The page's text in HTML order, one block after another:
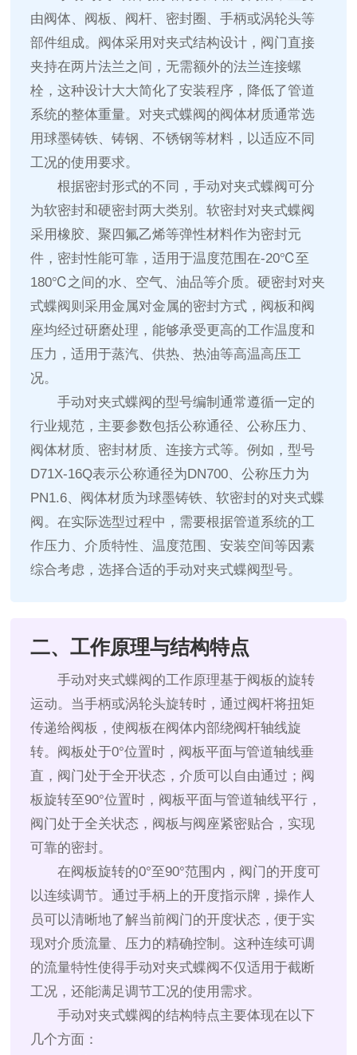
由阀体、阀板、阀杆、密封圈、手柄或涡轮头等
部件组成。阀体采用对夹式结构设计，阀门直接
夹持在两片法兰之间，无需额外的法兰连接螺
栓，这种设计大大简化了安装程序，降低了管道
系统的整体重量。对夹式蝶阀的阀体材质通常选
用球墨铸铁、铸钢、不锈钢等材料，以适应不同
工况的使用要求。
根据密封形式的不同，手动对夹式蝶阀可分
为软密封和硬密封两大类别。软密封对夹式蝶阀
采用橡胶、聚四氟乙烯等弹性材料作为密封元
件，密封性能可靠，适用于温度范围在-20℃至
180℃之间的水、空气、油品等介质。硬密封对夹
式蝶阀则采用金属对金属的密封方式，阀板和阀
座均经过研磨处理，能够承受更高的工作温度和
压力，适用于蒸汽、供热、热油等高温高压工
况。
手动对夹式蝶阀的型号编制通常遵循一定的
行业规范，主要参数包括公称通径、公称压力、
阀体材质、密封材质、连接方式等。例如，型号
D71X-16Q表示公称通径为DN700、公称压力为
PN1.6、阀体材质为球墨铸铁、软密封的对夹式蝶
阀。在实际选型过程中，需要根据管道系统的工
作压力、介质特性、温度范围、安装空间等因素
综合考虑，选择合适的手动对夹式蝶阀型号。
二、工作原理与结构特点
手动对夹式蝶阀的工作原理基于阀板的旋转
运动。当手柄或涡轮头旋转时，通过阀杆将扭矩
传递给阀板，使阀板在阀体内部绕阀杆轴线旋
转。阀板处于0°位置时，阀板平面与管道轴线垂
直，阀门处于全开状态，介质可以自由通过；阀
板旋转至90°位置时，阀板平面与管道轴线平行，
阀门处于全关状态，阀板与阀座紧密贴合，实现
可靠的密封。
在阀板旋转的0°至90°范围内，阀门的开度可
以连续调节。通过手柄上的开度指示牌，操作人
员可以清晰地了解当前阀门的开度状态，便于实
现对介质流量、压力的精确控制。这种连续可调
的流量特性使得手动对夹式蝶阀不仅适用于截断
工况，还能满足调节工况的使用需求。
手动对夹式蝶阀的结构特点主要体现在以下
几个方面：